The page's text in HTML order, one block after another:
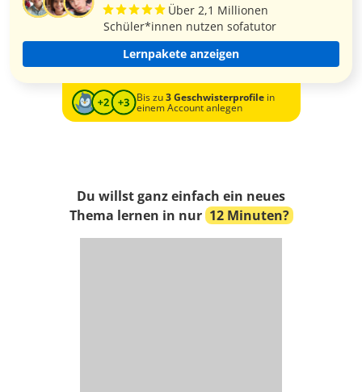
Über 2,1 Millionen
Schüler*innen nutzen sofatutor
Lernpakete anzeigen
Bis zu3 Geschwisterprofilein
einem Account anlegen
Du willst ganz einfach ein neues
Thema lernen in nur 12 Minuten?